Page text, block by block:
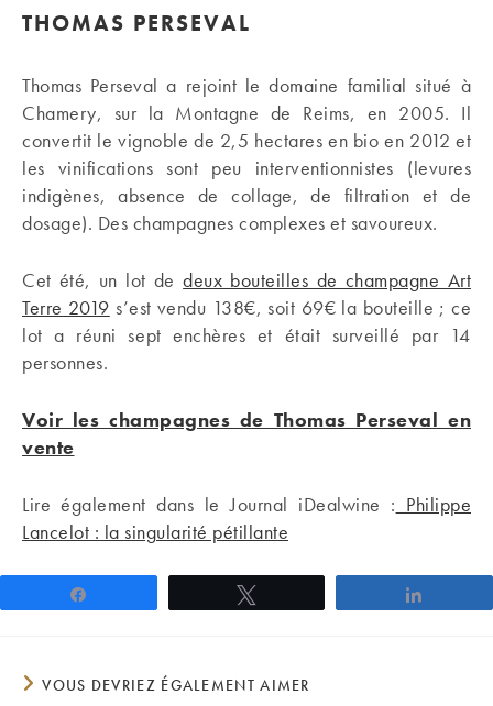
THOMAS PERSEVAL
Thomas Perseval a rejoint le domaine familial situé à
Chamery, sur la Montagne de Reims, en 2005. Il
convertit le vignoble de 2,5 hectares en bio en 2012 et
les vinifications sont peu interventionnistes (levures
indigènes, absence de collage, de filtration et de
dosage). Des champagnes complexes et savoureux.
Cet été, un lot dedeux bouteilles de champagne Art
Terre 2019 s’est vendu 138€, soit 69€ la bouteille ; ce
lot a réuni sept enchères et était surveillé par 14
personnes.
Voir les champagnes de Thomas Perseval en
vente
Lire également dans le Journal iDealwine : Philippe
Lancelot : la singularité pétillante
VOUS DEVRIEZ ÉGALEMENT AIMER